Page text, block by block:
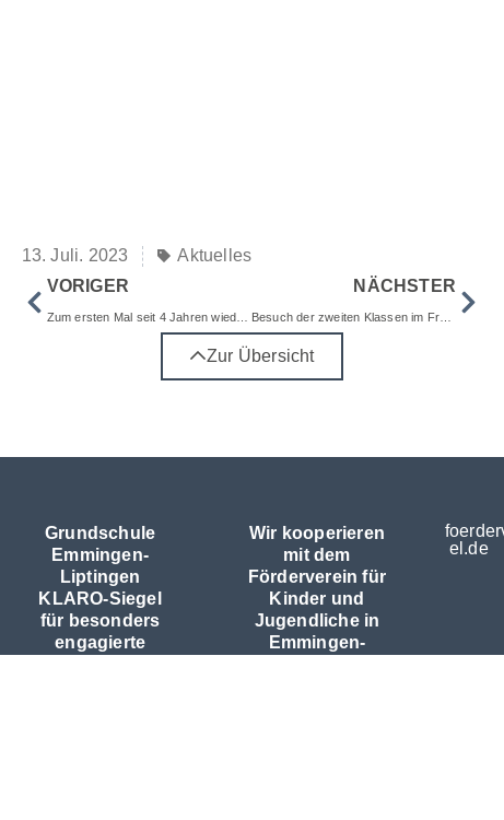
13. Juli. 2023
Aktuelles
VORIGER
Zum ersten Mal seit 4 Jahren wieder Bundesjugendspiele – Leichtathletik 2023
NÄCHSTER
Besuch der zweiten Klassen im Freilichtmuseum
Zur Übersicht
Grundschule
Emmingen-
Liptingen
KLARO-Siegel
für besonders
engagierte
Wir kooperieren
mit dem
Förderverein für
Kinder und
Jugendliche in
Emmingen-
el.de